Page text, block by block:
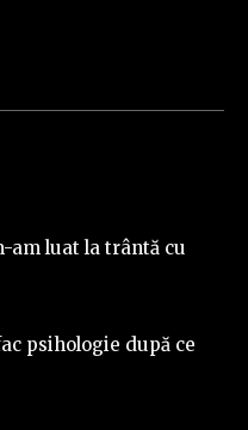
am luat la trântă cu
psihologie după ce